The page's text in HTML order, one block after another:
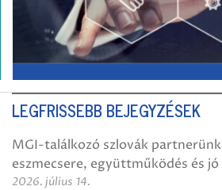
LEGFRISSEBB BEJEGYZÉSEK
MGI-találkozó szlovák
eszmecsere, együttműködés és
2026. július 14.